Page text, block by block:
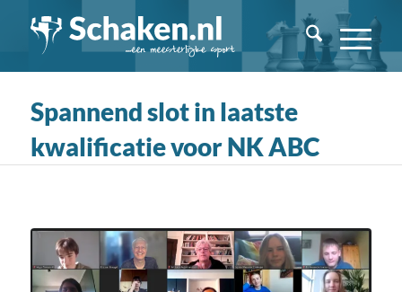
Spannend slot in laatste
kwalificatie voor NK ABC